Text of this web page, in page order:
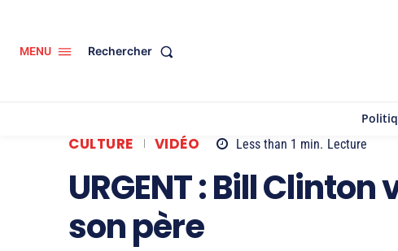
MENU Rechercher
CULTURE VIDÉO Less than 1 min. Lecture
URGENT : Bill
son père